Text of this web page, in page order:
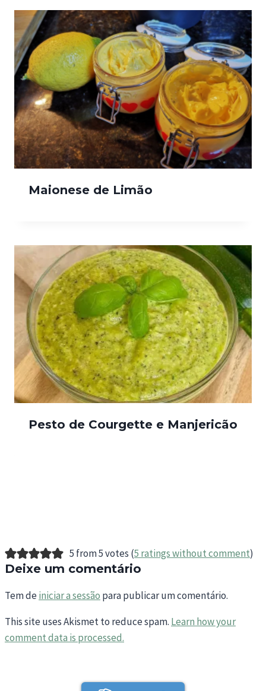
Maionese de Limão
Pesto de Courgette e Manjericão
5 from 5 votes (5 ratings without comment)
Deixe um comentário
Tem deiniciar a sessão para publicar um comentário.
This site uses Akismet to reduce spam. Learn how your
comment data is processed.